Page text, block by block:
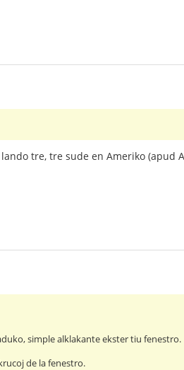
tre, tre sude en Ameriko
simple alklakante ekster tiu fenestro.
de la fenestro.